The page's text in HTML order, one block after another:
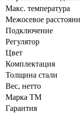
Макс. температура
Межосевое
Подключение
Регулятор
Цвет
Комплектация
Толщина стали
Вес, нетто
Марка ТМ
Гарантия